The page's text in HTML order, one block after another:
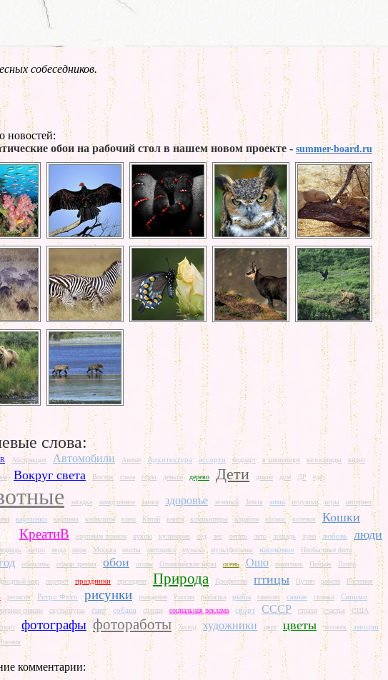
собеседников.
новостей:
обои на рабочий стол в нашем новом проекте - summer-board.ru
слова:
Абстракция Автомобили Аниме Архитектура ассорти бодиарт в миниатюре велосипеды видео
Вокруг света Восток глаза горы деньги дерево Дети дикие дом ДР еда
загадка замедленное замки здоровье зеленый Земля зима игрушки игры интернет
картинки картины катаклизм кино Китай книги компьютеры корабли космос котенок Кошки
КреатиВ крупным планом куклы кулинария лед лес летать лето лошадь луна любовь люди
метро мода море Москва мосты мотоцикл музыка мультфильмы насекомое Необычные фото
обезьяны обман зрения обои огонь Олимпийские игры осень Ошо памятник Пейзаж Питер
мир портрет праздники президент Природа Профессии птицы Путин работа Растения
религия Ретро Фото рисунки рождение Россия рыбалка рыбы самолет самые свиньи
Своими
сияние скульптуры снег собаки солнце социальная реклама спорт СССР страхи счастье США
фотографы фотоработы Холод художники цвет цветы человек эмоции
комментарии: